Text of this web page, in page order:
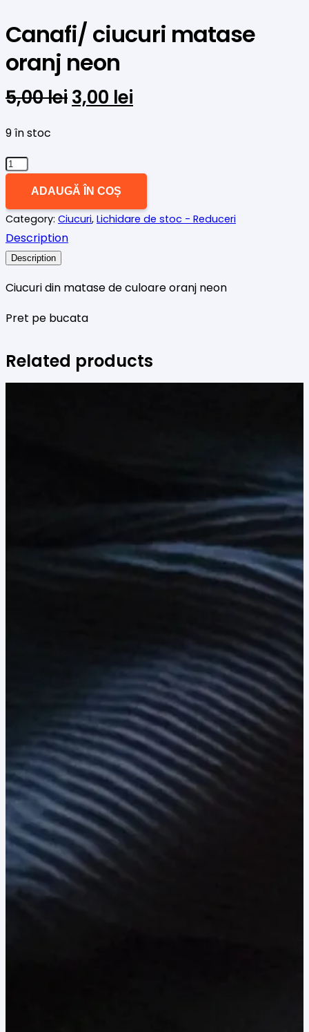
Canafi/ ciucuri matase
oranj neon
5,00leiPrețul
5,00 lei.
3,00 lei
9 în stoc
Cantitate
matase
oranj
neon
ADAUGĂ ÎN COȘ
Category: Ciucuri, Lichidare de stoc - Reduceri
Description
Description
Ciucuri din matase de culoare oranj neon
Pret pe bucata
Related products